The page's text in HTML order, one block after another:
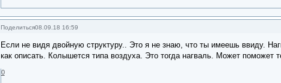
Поделиться08.09.18 16:59
Если не видя двойную структуру.. Это я не знаю, что ты имеешь ввиду.
как описать. Колышется типа воздуха. Это тогда нагваль. Может поможет
0